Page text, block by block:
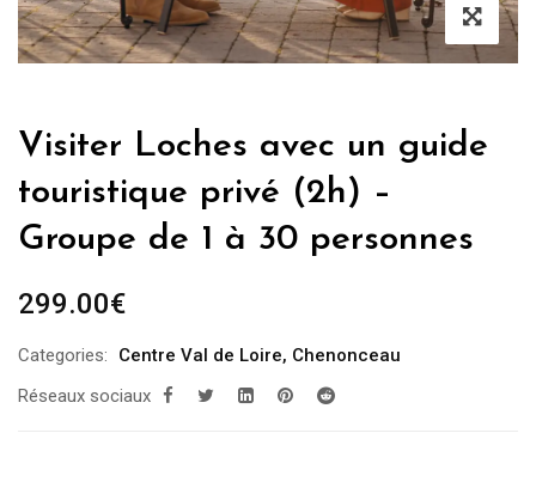
Visiter Loches avec un guide
touristique privé (2h) –
Groupe de 1 à 30 personnes
299.00€
Categories: Centre Val de Loire, Chenonceau
Réseaux sociaux